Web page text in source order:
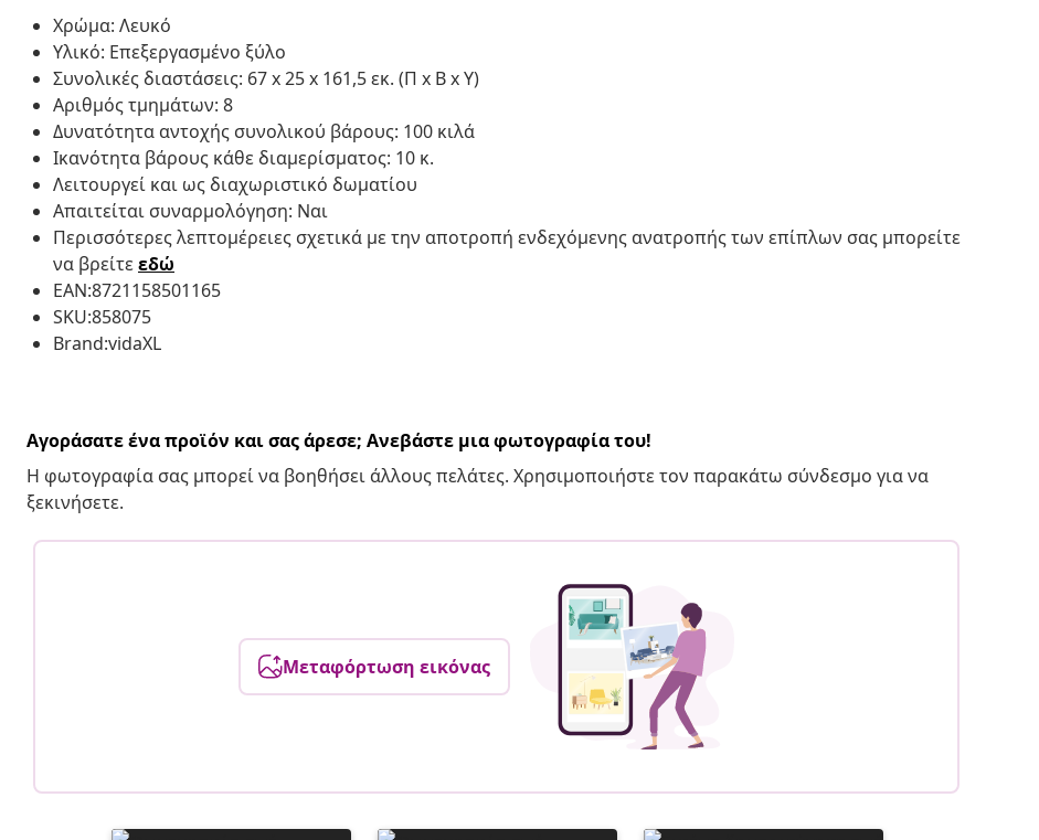
Χρώμα: Λευκό
Υλικό: Επεξεργασμένο ξύλο
Συνολικές διαστάσεις: 67 x 25 x 161,5 εκ. (Π x Β x Υ)
Αριθμός τμημάτων: 8
Δυνατότητα αντοχής συνολικού βάρους: 100 κιλά
Ικανότητα βάρους κάθε διαμερίσματος: 10 κ.
Λειτουργεί και ως διαχωριστικό δωματίου
Απαιτείται συναρμολόγηση: Ναι
Περισσότερες λεπτομέρειες σχετικά με την αποτροπή ενδεχόμενης ανατροπής των επίπλων σας μπορείτε
να βρείτεεδώ
EAN:8721158501165
SKU:858075
Brand:vidaXL
Αγοράσατε ένα προϊόν και σας άρεσε; Ανεβάστε μια φωτογραφία του!
Η φωτογραφία σας μπορεί να βοηθήσει άλλους πελάτες. Χρησιμοποιήστε τον παρακάτω σύνδεσμο για να
ξεκινήσετε.
Μεταφόρτωση εικόνας